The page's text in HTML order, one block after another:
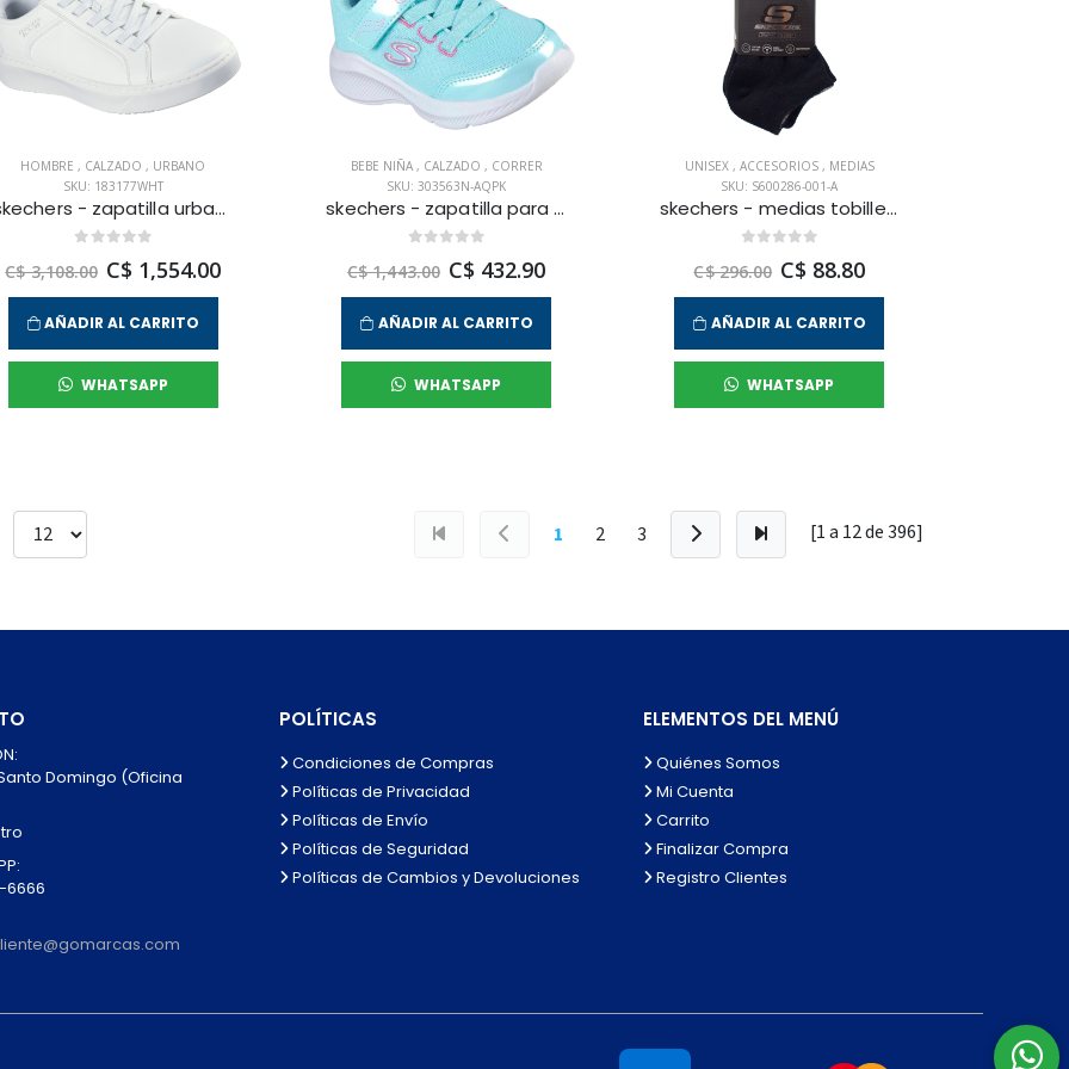
HOMBRE, CALZADO, URBANO
SKU: 183177WHT
skechers - zapatilla urbana court break para hombre
C$ 3,108.00 C$ 1,554.00
AÑADIR AL CARRITO
WHATSAPP
BEBE NIÑA , CALZADO , CORRER
SKU: 303563N-AQPK
skechers - zapatilla para correr sole swifters para bebe niña
C$ 1,443.00 C$ 432.90
AÑADIR AL CARRITO
WHATSAPP
UNISEX , ACCESORIOS , MEDIAS
SKU: S600286-001-A
skechers - medias tobilleras unisex
C$ 296.00 C$ 88.80
AÑADIR AL CARRITO
WHATSAPP
1 2 3 [1 a 12de396]
Domingo (Oficina
6666
POLÍTICAS
Condiciones de Compras
Políticas de Privacidad
Políticas de Envío
Políticas de Seguridad
Políticas de Cambios y Devoluciones
ELEMENTOS DEL MENÚ
Quiénes Somos
Mi Cuenta
Carrito
Finalizar Compra
Registro Clientes